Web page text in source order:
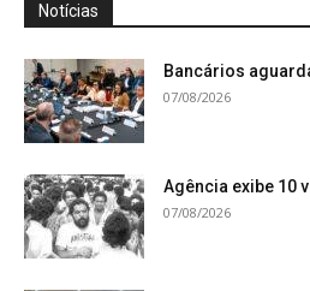
Notícias
Bancários
07/08/2026
Agência exibe 10
07/08/2026